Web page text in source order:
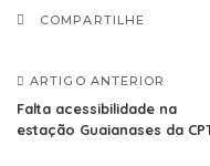
COMPARTILHE
ARTIGO ANTERIOR
Falta acessibilidade na
estação Guaianases da